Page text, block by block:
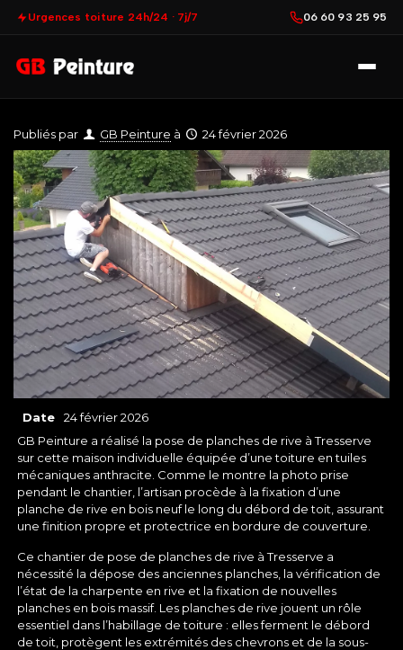
Urgences toiture 24h/24 · 7j/7 06 60 93 25 95
Publiés par GB Peinture à 24 février 2026
Date
24 février 2026
GB Peinture a réalisé la pose de planches de rive à Tresserve
sur cette maison individuelle équipée d’une toiture en tuiles
mécaniques anthracite. Comme le montre la photo prise
pendant le chantier, l’artisan procède à la fixation d’une
planche de rive en bois neuf le long du débord de toit, assurant
une finition propre et protectrice en bordure de couverture.
Ce chantier de pose de planches de rive à Tresserve a
nécessité la dépose des anciennes planches, la vérification de
l’état de la charpente en rive et la fixation de nouvelles
planches en bois massif. Les planches de rive jouent un rôle
essentiel dans l’habillage de toiture : elles ferment le débord
de toit, protègent les extrémités des chevrons et de la sous-